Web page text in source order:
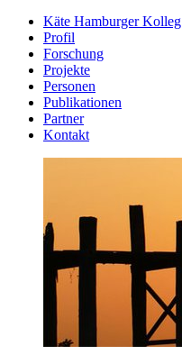
Käte Hamburger Kolleg
Profil
Forschung
Projekte
Personen
Publikationen
Partner
Kontakt